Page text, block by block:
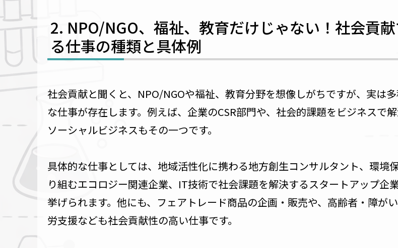
NPO/NGO、福祉、教育だけじゃない！社会貢
る仕事の種類と具体例
社会貢献と聞くと、NPO/NGOや福祉、教育分野を想像しがちですが、実は
な仕事が存在します。例えば、企業のCSR部門や、社会的課題をビジネスで
ソーシャルビジネスもその一つです。
具体的な仕事としては、地域活性化に携わる地方創生コンサルタント、環境
り組むエコロジー関連企業、IT技術で社会課題を解決するスタートアップ企
挙げられます。他にも、フェアトレード商品の企画・販売や、高齢者・障が
労支援なども社会貢献性の高い仕事です。